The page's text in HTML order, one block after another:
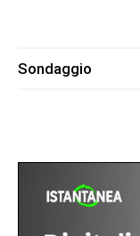
Sondaggio